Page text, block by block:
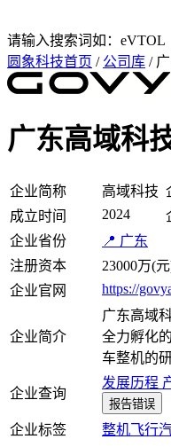
请输入搜索词如：eVTOL
圆象科技首页 / 公司库 /
广东高域科
企业简称 高域科技
成立时间
2024
企业省份
📍 广东
注册资本
23000万(
企业官网
https://
企业简介
广东高域
全力孵化
车整机的
企业查询
发展历程
报告错误
企业标签 整机飞行